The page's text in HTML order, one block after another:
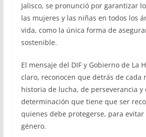
Jalisco, se pronunció por garantizar
las mujeres y las niñas en todos los
vida, como la única forma de
sostenible.
El mensaje del DIF y Gobierno de La
claro, reconocen que detrás de cada
historia de lucha, de perseverancia y
determinación que tiene que ser
quienes debe protegerse, para evitar
género.